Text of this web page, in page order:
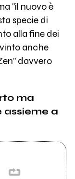
"il nuovo è
specie di
alla fine dei
anche
davvero
ma
assieme a